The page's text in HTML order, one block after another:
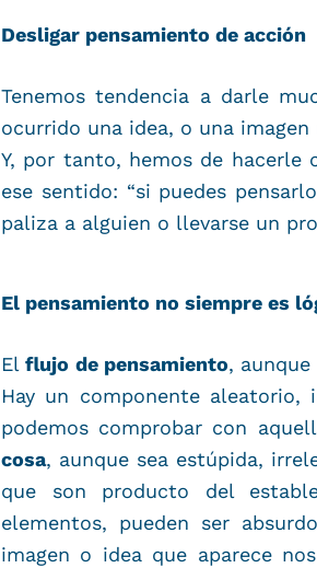
Desligar pensamiento de acción
Tenemos tendencia a darle
ocurrido una idea, o una
Y, por tanto, hemos de hacerle
ese sentido: “si puedes
paliza a alguien o llevarse un
El pensamiento no siempre es
Elflujo de pensamiento,
Hay un componente aleatorio,
podemos comprobar con
cosa, aunque sea estúpida,
que son producto del
elementos, pueden ser
imagen o idea que aparece